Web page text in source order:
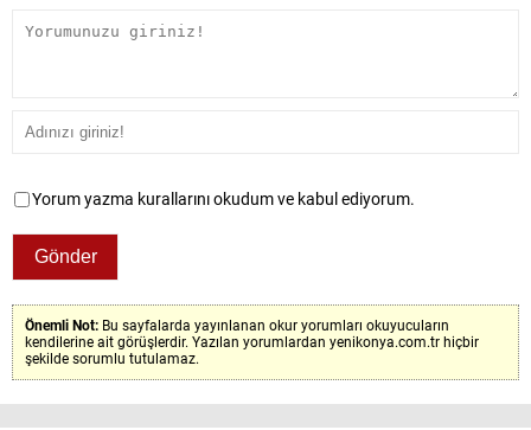
Yorum yazma kurallarını okudum ve kabul ediyorum.
Önemli Not: Bu sayfalarda yayınlanan okur yorumları okuyucuların
kendilerine ait görüşlerdir. Yazılan yorumlardan yenikonya.com.tr hiçbir
şekilde sorumlu tutulamaz.